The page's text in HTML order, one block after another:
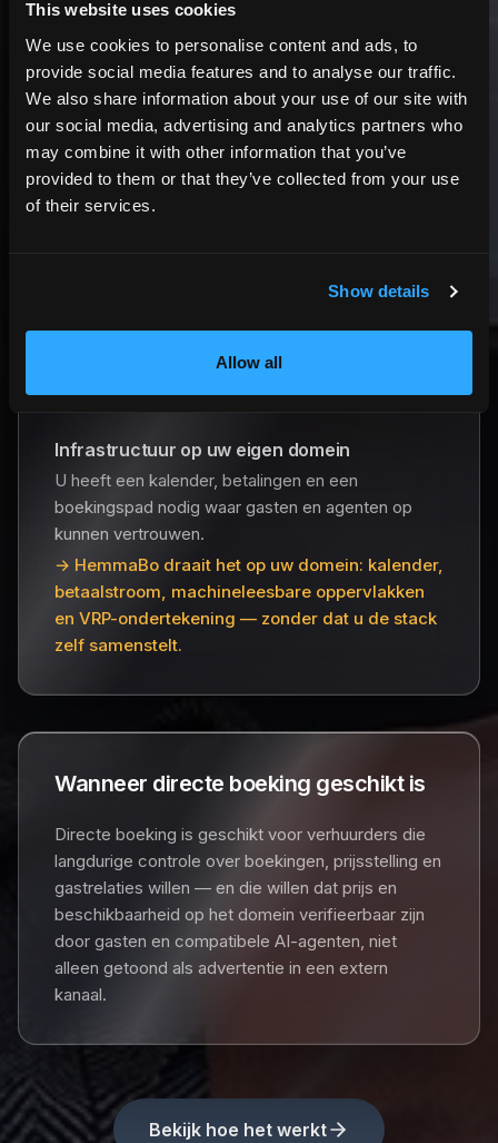
This website uses cookies
We use cookies to personalise content and ads, to
provide social media features and to analyse our traffic.
We also share information about your use of our site with
our social media, advertising and analytics partners who
may combine it with other information that you’ve
provided to them or that they’ve collected from your use
of their services.
Show details
Allow all
Wat directe boeking van u vereist
Juridische verantwoordelijkheid
U bent verantwoordelijk voor contracten en
voorwaarden.
→ HemmaBo helpt boekingsvoorwaarden en
bevestigingen tonen; u blijft verantwoordelijk
Operationele verantwoordelijkheid
→ Stripe Connect regelt de betaalstroom — u
ziet boekings- en betaalstatus in uw dashboard.
Infrastructuur op uw eigen domein
U heeft een kalender, betalingen en een
boekingspad nodig waar gasten en agenten op
kunnen vertrouwen.
→ HemmaBo draait het op uw domein: kalender,
betaalstroom, machineleesbare oppervlakken
en VRP-ondertekening — zonder dat u de stack
zelf samenstelt.
Wanneer directe boeking geschikt is
Directe boeking is geschikt voor verhuurders die
langdurige controle over boekingen, prijsstelling en
gastrelaties willen — en die willen dat prijs en
beschikbaarheid op het domein verifieerbaar zijn
door gasten en compatibele AI-agenten, niet
alleen getoond als advertentie in een extern
kanaal.
Bekijk hoe het werkt